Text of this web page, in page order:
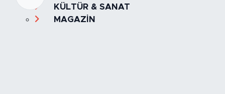
KÜLTÜR & SANAT
MAGAZİN